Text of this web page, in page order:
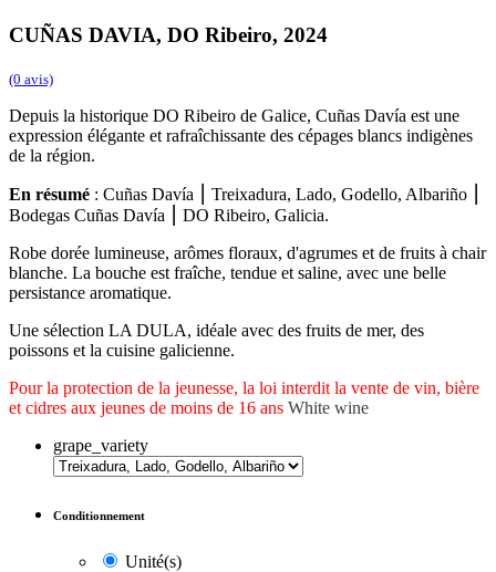
CUÑAS DAVIA, DO Ribeiro, 2024
(0 avis)
Depuis la historique DO Ribeiro de Galice, Cuñas Davía est une
expression élégante et rafraîchissante des cépages blancs indigènes
de la région.
En résumé : Cuñas Davía ⎮ Treixadura, Lado, Godello, Albariño ⎮
Bodegas Cuñas Davía ⎮ DO Ribeiro, Galicia.
Robe dorée lumineuse, arômes floraux, d'agrumes et de fruits à chair
blanche. La bouche est fraîche, tendue et saline, avec une belle
persistance aromatique.
Une sélection LA DULA, idéale avec des fruits de mer, des
poissons et la cuisine galicienne.
Pour la protection de la jeunesse, la loi interdit la vente de vin, bière
et cidres aux jeunes de moins de 16 ans White wine
grape_variety
Conditionnement
Unité(s)